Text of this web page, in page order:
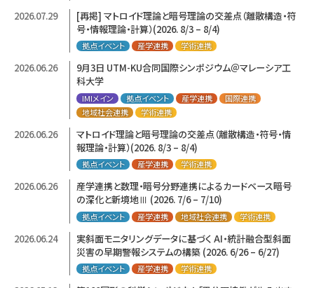
2026.07.29
[再掲] マトロイド理論と暗号理論の交差点（離散構造・符
号・情報理論・計算）(2026. 8/3 – 8/4)
拠点イベント 産学連携 学術連携
2026.06.26
9月3日 UTM-KU合同国際シンポジウム＠マレーシア工
科大学
IMIメイン 拠点イベント 産学連携
国際連携
地域社会連携
学術連携
2026.06.26
マトロイド理論と暗号理論の交差点（離散構造・符号・情
報理論・計算）(2026. 8/3 – 8/4)
拠点イベント 産学連携 学術連携
2026.06.26
産学連携と数理・暗号分野連携によるカードベース暗号
の深化と新境地Ⅲ (2026. 7/6 – 7/10)
拠点イベント 産学連携 地域社会連携 学術連携
2026.06.24
実斜面モニタリングデータに基づく AI・統計融合型斜面
災害の早期警報システムの構築 (2026. 6/26 – 6/27)
拠点イベント 産学連携 学術連携